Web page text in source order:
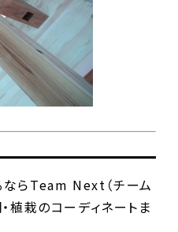
らTeam Next （チーム
植栽のコーディネートま